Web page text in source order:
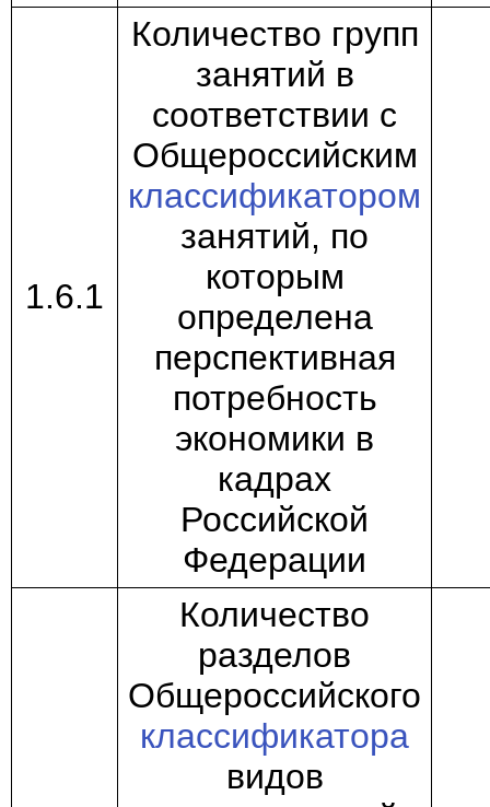
1.6.1
Количество групп
занятий в
соответствии с
Общероссийским
классификатором
занятий, по
которым
определена
перспективная
потребность
экономики в
кадрах
Российской
Федерации
Количество
разделов
Общероссийского
классификатора
видов